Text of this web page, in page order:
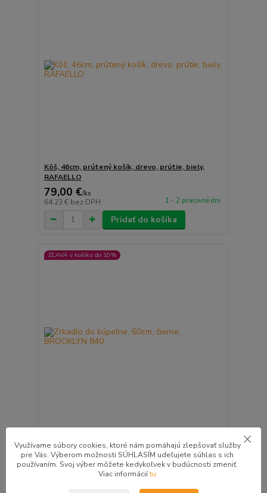
Kôš, 46cm, prútený košík, drevo, prútie, biely,
RAFAELLO
79,00 €/ks
64,23 € bez DPH 1 - 2 pracovné dni
Pridať do košíka
ZĽAVA v košíku do 10%
120,00 €/ks
97,56 €bez DPH 3 - 8 pracovných dní
Pridať do košíka
Využívame súbory cookies, ktoré nám pomáhajú zlepšovať služby
pre Vás. Výberom možnosti SÚHLASÍM udeľujete súhlas s ich
používaním. Svoj výber môžete kedykoľvek v budúcnosti zmeniť.
Viac informáciítu